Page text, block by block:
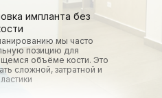
импланта без
мы часто
позицию для
объёме кости. Это
сложной, затратной и